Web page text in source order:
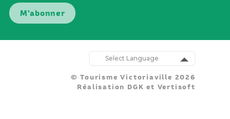
Translate
© Tourisme Victoriaville 2026
Réalisation DGK et Vertisoft